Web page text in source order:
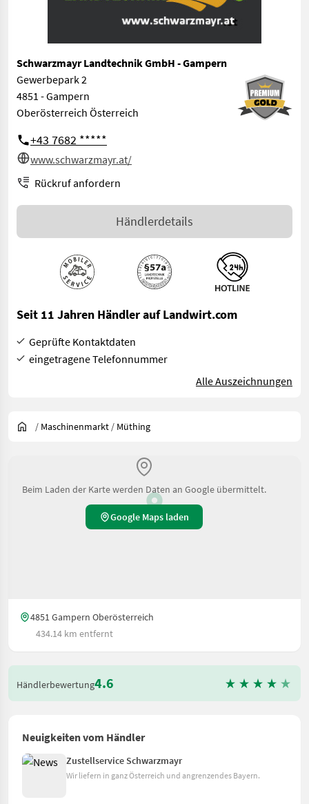
Schwarzmayr Landtechnik GmbH - Gampern
Gewerbepark 2
4851 - Gampern
Oberösterreich Österreich
+43 7682 *****
www.schwarzmayr.at/
Rückruf anfordern
Händlerdetails
Seit 11 Jahren Händler auf Landwirt.com
Geprüfte Kontaktdaten
eingetragene Telefonnummer
Alle Auszeichnungen
/ Maschinenmarkt / Müthing
Beim Laden der Karte werden Daten an Google übermittelt.
Google Maps laden
4851 Gampern Oberösterreich
434.14 km entfernt
Händlerbewertung4.6
Neuigkeiten vom Händler
Zustellservice Schwarzmayr
Wir liefern in ganz Österreich und angrenzendes Bayern.